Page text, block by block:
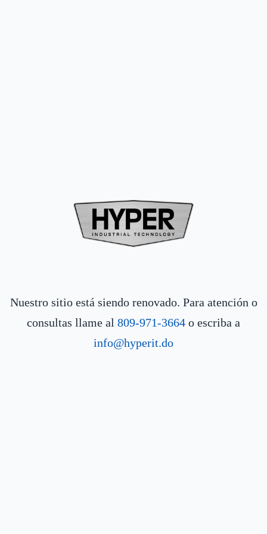
Nuestro sitio está siendo renovado. Para atención o
consultas llame al 809-971-3664 o escriba a
info@hyperit.do